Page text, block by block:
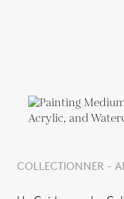
COLLECTIONNER -